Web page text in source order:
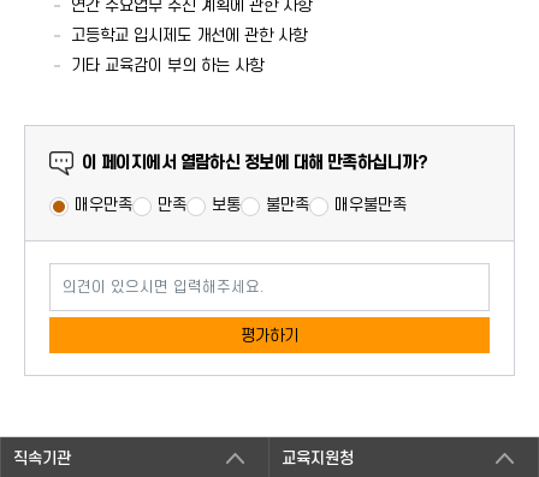
연간 주요업무 추진 계획에 관한 사항
고등학교 입시제도 개선에 관한 사항
기타 교육감이 부의 하는 사항
만족도 조사
이 페이지에서 열람하신 정보에 대해 만족하십니까?
매우만족 만족 보통 불만족 매우불만족
평가하기
직속기관 교육지원청